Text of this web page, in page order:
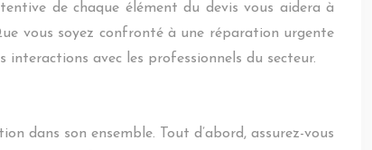
de chaque élément du devis vous aidera à
vous soyez confronté à une réparation urgente
avec les professionnels du secteur.
dans son ensemble. Tout d’abord, assurez-vous